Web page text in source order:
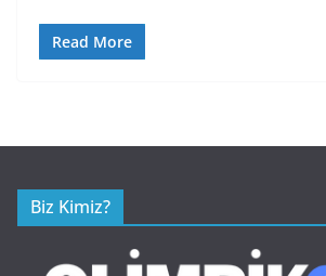
Read More
Biz Kimiz?